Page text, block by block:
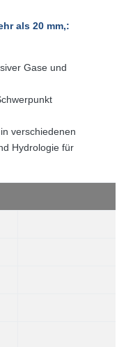
als 20 mm,:
Gase und
verschiedenen
Hydrologie für